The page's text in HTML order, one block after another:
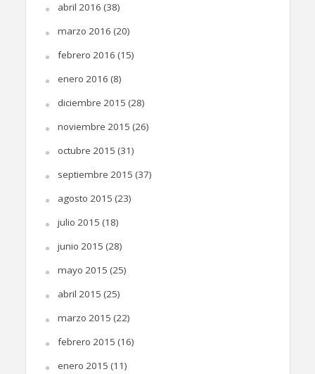
abril 2016 (38)
marzo 2016 (20)
febrero 2016 (15)
enero 2016 (8)
diciembre 2015 (28)
noviembre 2015 (26)
octubre 2015 (31)
septiembre 2015 (37)
agosto 2015 (23)
julio 2015 (18)
junio 2015 (28)
mayo 2015 (25)
abril 2015 (25)
marzo 2015 (22)
febrero 2015 (16)
enero 2015 (11)